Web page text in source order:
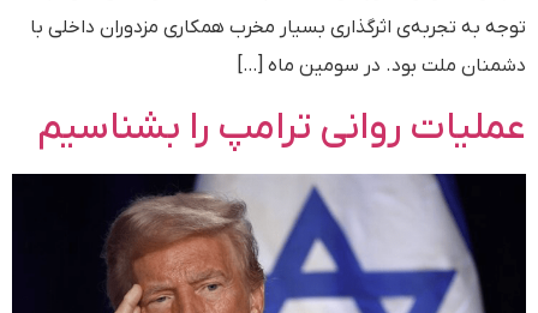
توجه به تجربه‌ی اثرگذاری بسیار مخرب همکاری مزدوران داخلی با
دشمنان ملت بود. در سومین ماه […]
عملیات روانی ترامپ را بشناسیم